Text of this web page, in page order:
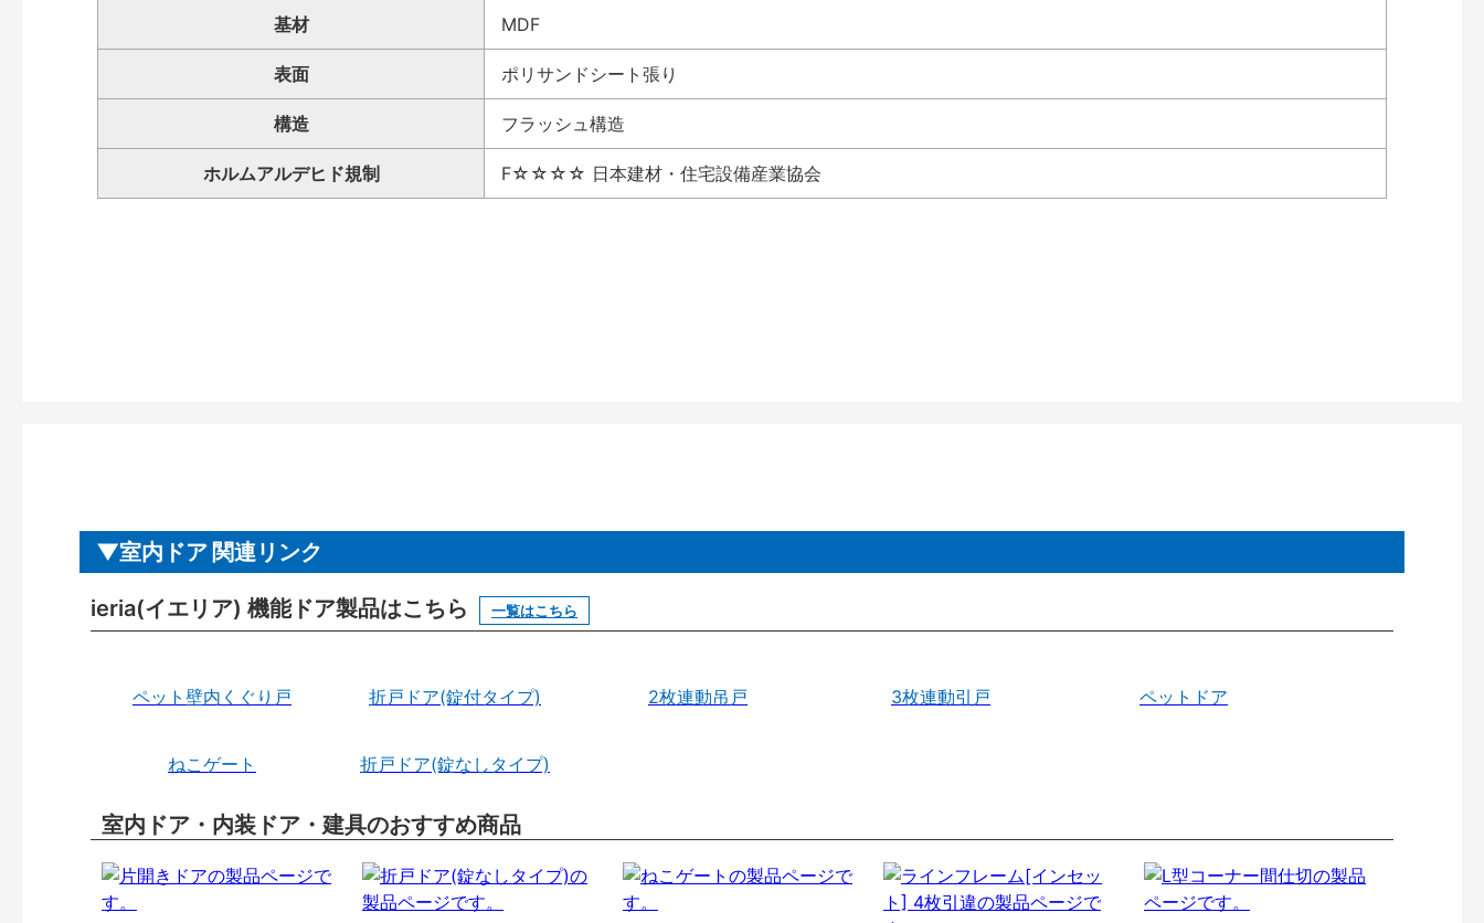
基材 MDF
表面 ポリサンドシート張り
構造 フラッシュ構造
ホルムアルデヒド規制 F☆☆☆☆ 日本建材・住宅設備産業協会
室内ドア 関連リンク
ieria(イエリア) 機能ドア製品はこちら 一覧はこちら
ペット壁内くぐり戸 折戸ドア(錠付タイプ) 2枚連動吊戸 3枚連動引戸 ペットドア
ねこゲート 折戸ドア(錠なしタイプ)
室内ドア・内装ドア・建具のおすすめ商品